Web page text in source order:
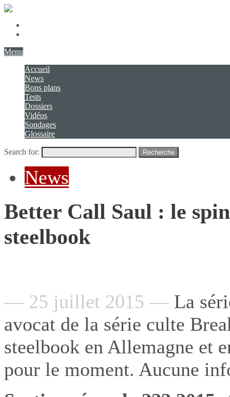
Menu
Accueil
News
Bons plans
Tests
Dossiers
Vidéos
Sondages
Glossaire
Search for: Recherche
News
Better Call Saul : le
steelbook
— 25 juillet 2015 — La
avocat de la série culte
steelbook en Allemagne et
pour le moment. Aucune